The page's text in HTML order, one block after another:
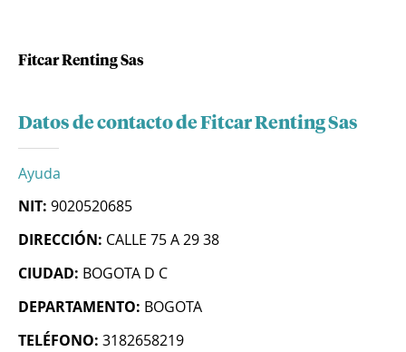
Fitcar Renting Sas
Datos de contacto de Fitcar Renting Sas
Ayuda
NIT: 9020520685
DIRECCIÓN: CALLE 75 A 29 38
CIUDAD: BOGOTA D C
DEPARTAMENTO: BOGOTA
TELÉFONO: 3182658219